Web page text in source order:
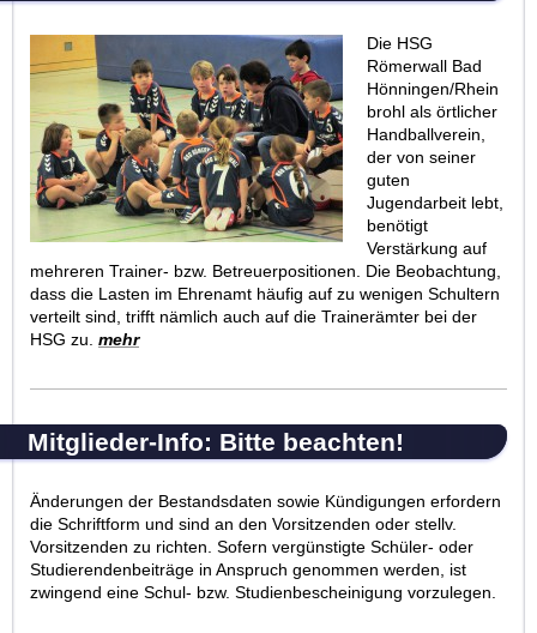
Die HSG
Römerwall Bad
Hönningen/Rhein
brohl als örtlicher
Handballverein,
der von seiner
guten
Jugendarbeit lebt,
benötigt
Verstärkung auf
mehreren Trainer- bzw. Betreuerpositionen. Die Beobachtung,
dass die Lasten im Ehrenamt häufig auf zu wenigen Schultern
verteilt sind, trifft nämlich auch auf die Trainerämter bei der
HSG zu. mehr
Mitglieder-Info: Bitte beachten!
Änderungen der Bestandsdaten sowie Kündigungen erfordern
die Schriftform und sind an den Vorsitzenden oder stellv.
Vorsitzenden zu richten. Sofern vergünstigte Schüler- oder
Studierendenbeiträge in Anspruch genommen werden, ist
zwingend eine Schul- bzw. Studienbescheinigung vorzulegen.